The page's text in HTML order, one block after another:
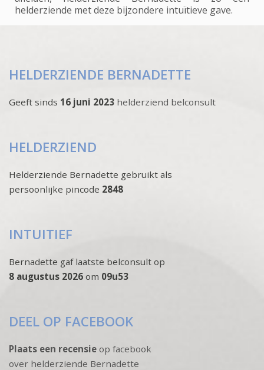
helderziende met deze bijzondere intuïtieve gave.
HELDERZIENDE BERNADETTE
Geeft sinds 16 juni 2023 helderziend belconsult
HELDERZIEND
Helderziende Bernadette gebruikt als
persoonlijke pincode 2848
INTUITIEF
Bernadette gaf laatste belconsult op
8 augustus 2026 om 09u53
DEEL OP FACEBOOK
Plaats een recensie op facebook
over helderziende Bernadette